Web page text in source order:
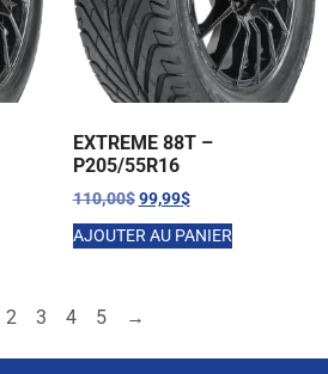
EXTREME 88T –
P205/55R16
110,00$ 99,99$
AJOUTER AU PANIER
2 3 4 5 →